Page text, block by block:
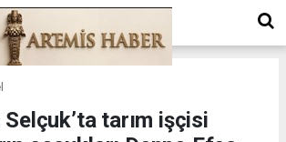
tarım işçisi